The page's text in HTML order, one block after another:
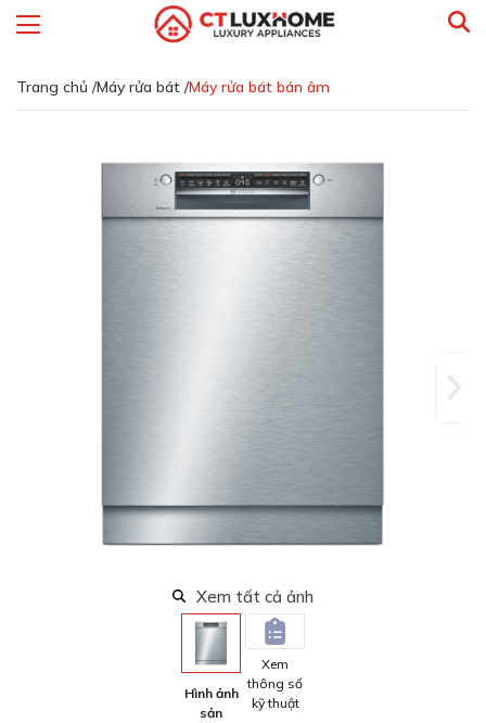
Trang chủ /Máy rửa bát /Máy rửa bát bán âm
Xem tất cả ảnh
Hình ảnh
sản
Xem
thông số
kỹ thuật